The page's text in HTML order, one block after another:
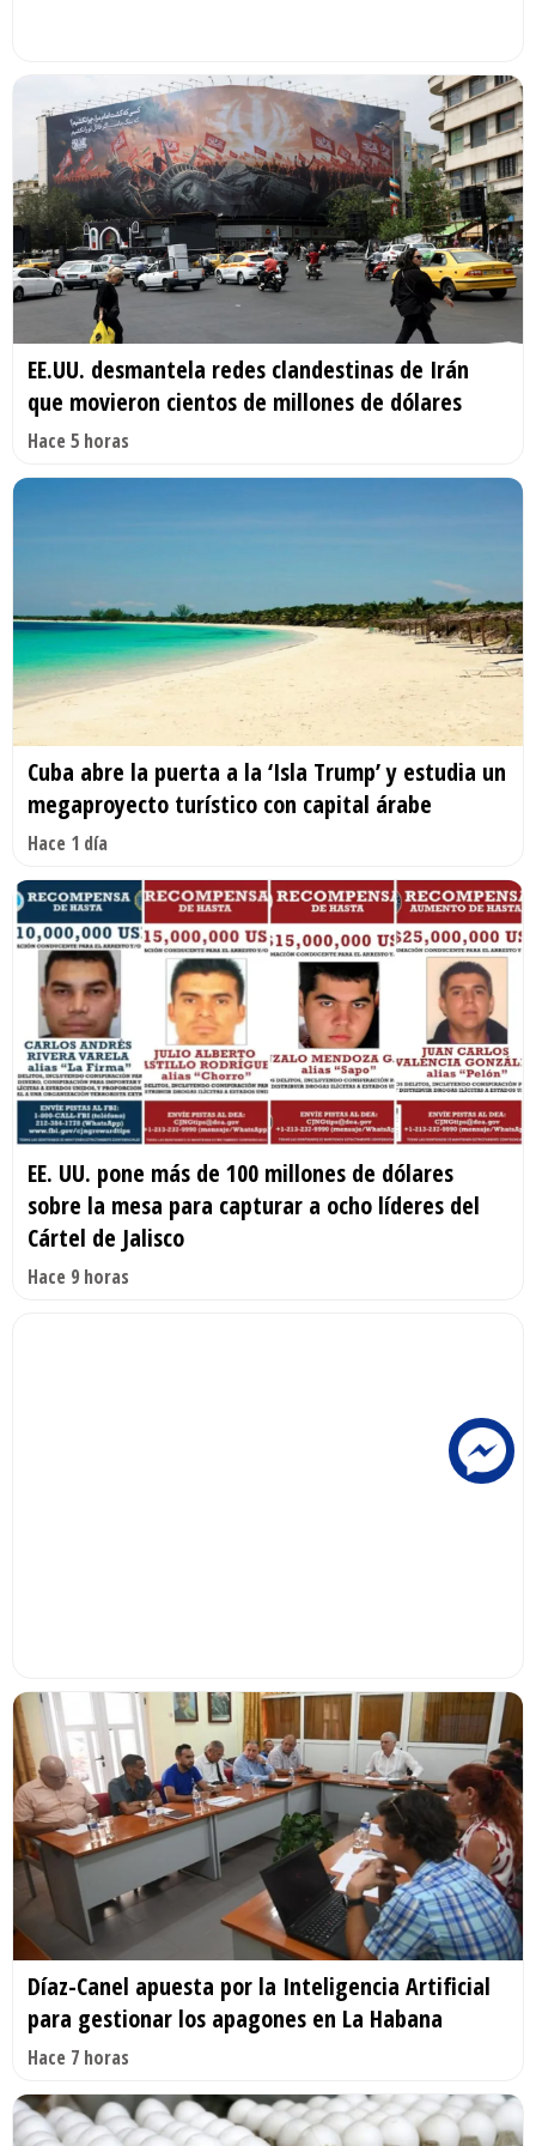
EE.UU. desmantela redes clandestinas de Irán
que movieron cientos de millones de dólares
Hace 5 horas
Cuba abre la puerta a la ‘Isla Trump’ y estudia un
megaproyecto turístico con capital árabe
Hace 1 día
EE. UU. pone más de 100 millones de dólares
sobre la mesa para capturar a ocho líderes del
Cártel de Jalisco
Hace 9 horas
Díaz-Canel apuesta por la Inteligencia Artificial
para gestionar los apagones en La Habana
Hace 7 horas